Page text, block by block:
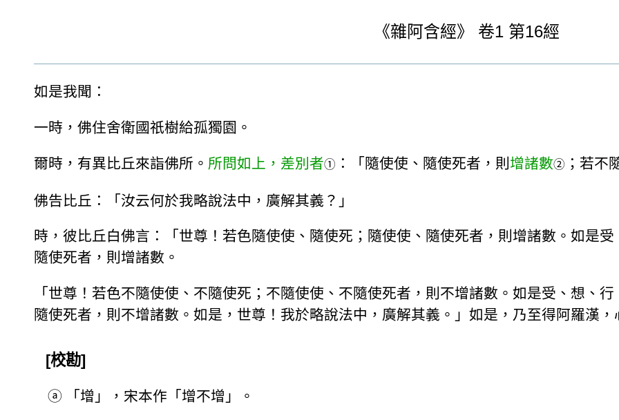
《雜阿含經》 卷1 第16經
如是我聞：
一時，佛住舍衛國祇樹給孤獨園。
爾時，有異比丘來詣佛所。 所問如上，差別者① ：「隨使使、隨使死者，則 增諸數② ；若不
佛告比丘：「汝云何於我略說法中，廣解其義？」
時，彼比丘白佛言：「世尊！若色隨使使、隨使死；隨使使、隨使死者，則增諸數。如是
隨使死者，則增諸數。
「世尊！若色不隨使使、不隨使死；不隨使使、不隨使死者，則不增諸數。如是受、想、
隨使死者，則不增諸數。如是，世尊！我於略說法中，廣解其義。」如是，乃至得阿羅漢，
[校勘]
ⓐ 「增」，宋本作「增不增」。